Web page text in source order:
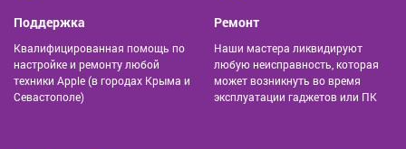
Поддержка
Квалифицированная помощь по
настройке и ремонту любой
техники Apple (в городах Крыма и
Севастополе)
Ремонт
Наши мастера ликвидируют
любую неисправность, которая
может возникнуть во время
эксплуатации гаджетов или ПК